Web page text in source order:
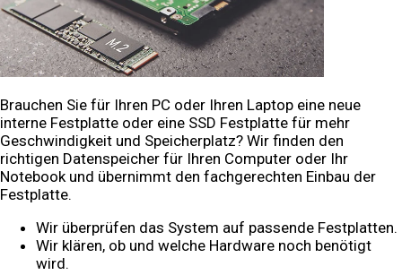
Brauchen Sie für Ihren PC oder Ihren Laptop eine neue
interne Festplatte oder eine SSD Festplatte für mehr
Geschwindigkeit und Speicherplatz? Wir finden den
richtigen Datenspeicher für Ihren Computer oder Ihr
Notebook und übernimmt den fachgerechten Einbau der
Festplatte.
Wir überprüfen das System auf passende Festplatten.
Wir klären, ob und welche Hardware noch benötigt
wird.